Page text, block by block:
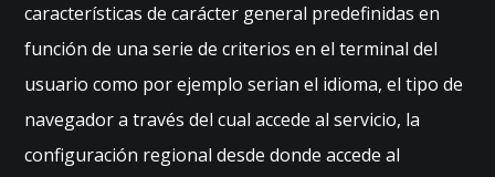
características de carácter general predefinidas en
función de una serie de criterios en el terminal del
usuario como por ejemplo serian el idioma, el tipo de
navegador a través del cual accede al servicio, la
configuración regional desde donde accede al
n
e
e
s
ar